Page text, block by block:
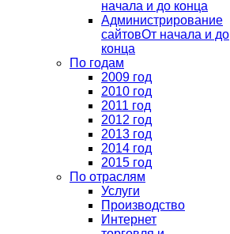
начала и до конца
Администрирование
сайтовОт начала и до
конца
По годам
2009 год
2010 год
2011 год
2012 год
2013 год
2014 год
2015 год
По отраслям
Услуги
Производство
Интернет